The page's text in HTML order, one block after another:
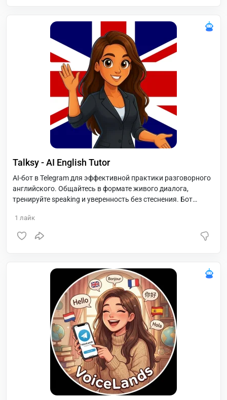
Talksy - AI English Tutor
AI-бот в Telegram для эффективной практики разговорного
английского. Общайтесь в формате живого диалога,
тренируйте speaking и уверенность без стеснения. Бот
исправляет ошибки в реальном времени, объясняет
грамматику простым языком и предлагает естественные
варианты фраз. Подходит для уровней от A1 до C1,
уровень и доступ 24/7 делают Talksy удобным
1 лайк